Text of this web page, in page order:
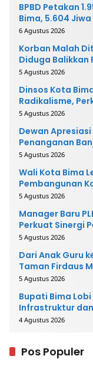
BPBD Petakan
Bima, 5.604
6 Agustus 2026
Korban Malah
Diduga Balikkan
5 Agustus 2026
Dinsos Kota
Radikalisme,
5 Agustus 2026
Dewan
Penanganan
5 Agustus 2026
Wali Kota Bima
Pembangunan
5 Agustus 2026
Manager Baru
Perkuat Sinergi
5 Agustus 2026
Dari Anak Guru
Taman Firdaus
5 Agustus 2026
Bupati Bima
Infrastruktur
4 Agustus 2026
Pos Populer